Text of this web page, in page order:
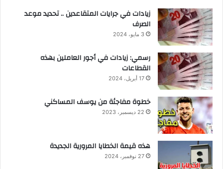
زيادات في جرايات المتقاعدين .. تحديد موعد
الصرف
3 مايو، 2024
رسمي: زيادات في أجور العاملين بهذه
القطاعات
17 أبريل، 2024
خطوة مفاجئة من يوسف المساكني
22 ديسمبر، 2023
هذه قيمة الخطايا المرورية الجديدة
27 نوفمبر، 2024